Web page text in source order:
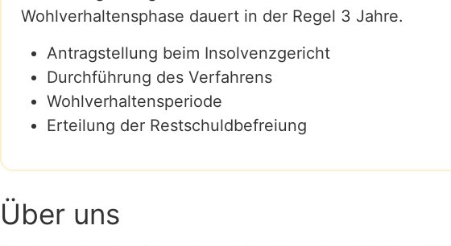
Wohlverhaltensphase dauert in der Regel 3 Jahre.
Antragstellung beim Insolvenzgericht
Durchführung des Verfahrens
Wohlverhaltensperiode
Erteilung der Restschuldbefreiung
Über uns